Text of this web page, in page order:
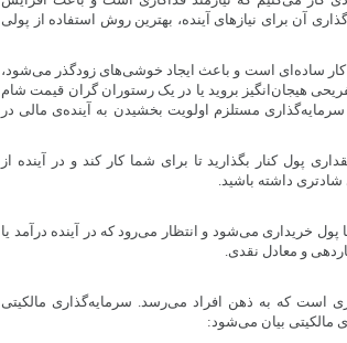
برای نیازهای آینده، بهترین روش استفاده از پولی
ساده‌ای است و باعث ایجاد خوشی‌های زودگذر می‌شود،
هیجان‌انگیز بروید یا در یک رستوران گران قیمت شام
مستلزم اولویت بخشیدن به آینده‌ی مالی در
پول کنار بگذارید تا برای شما کار کند و در آینده از
داشته باشید.
خریداری می‌شود و انتظار می‌رود که در آینده درآمد یا
و معادل نقدی.
است که به ذهن افراد می‌رسد. سرمایه‌گذاری مالکیتی
مالکیتی بیان می‌شود: